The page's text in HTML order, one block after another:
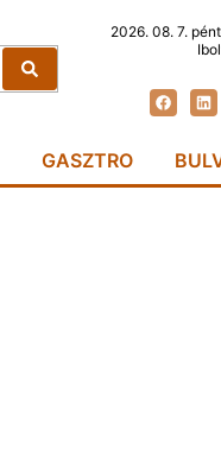
2026. 08. 7.
GASZTRO